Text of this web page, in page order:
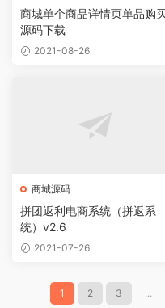
商城单个商品详情页单品购
源码下载
2021-08-26
商城源码
拼团返利电商系统（拼返系
统）v2.6
2021-07-26
1 2 3 ...